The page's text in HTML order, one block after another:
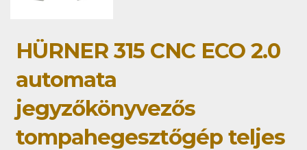
HÜRNER 315 CNC ECO 2.0
automata
jegyzőkönyvezős
tompahegesztőgép teljes